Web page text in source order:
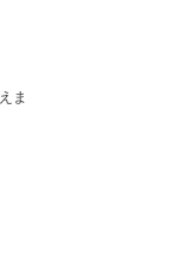
ま